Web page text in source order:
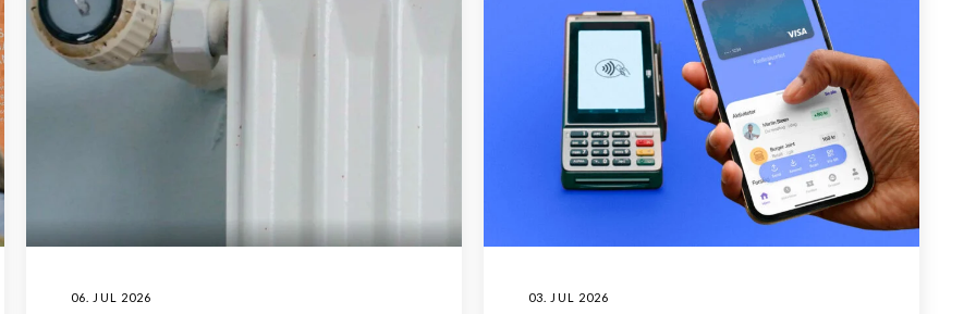
06. JUL 2026 03. JUL 2026